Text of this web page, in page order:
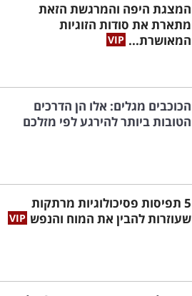
המצגת היפה והמרגשת הזאת
מתארת את סודות הזוגיות
המאושרת...
הכוכבים מגלים: אלו הן הדרכים
הטובות ביותר להירגע לפי מזלכם
5 תפיסות פסיכולוגיות מרתקות
שעוזרות להבין את המוח והנפש